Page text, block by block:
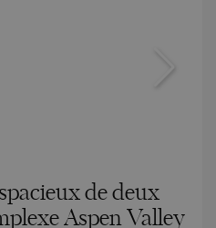
de deux
Aspen Valley